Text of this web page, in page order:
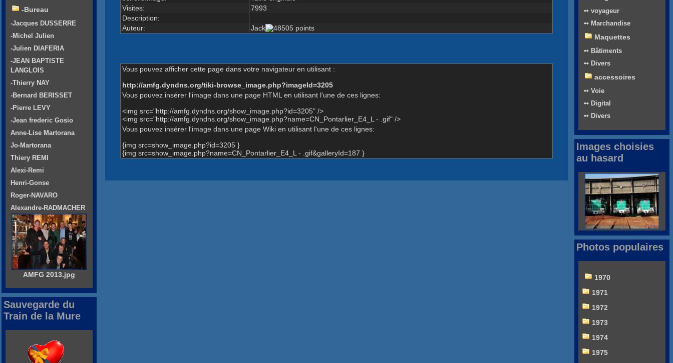
Visites:
7993
Description:
Auteur:
Jack
Vous pouvez afficher cette page dans votre navigateur en utilisant :
http://amfg.dyndns.org/tiki-browse_image.php?imageId=3205
Vous pouvez insérer l'image dans une page HTML en utilisant l'une de ces lignes:
<img src="http://amfg.dyndns.org/show_image.php?id=3205" />
<img src="http://amfg.dyndns.org/show_image.php?name=CN_Pontarlier_E4_L - .gif" />
Vous pouvez insérer l'image dans une page Wiki en utilisant l'une de ces lignes:
{img src=show_image.php?id=3205 }
{img src=show_image.php?name=CN_Pontarlier_E4_L - .gif&galleryId=187 }
-Bureau
-Jacques DUSSERRE
-Michel Julien
-Julien DIAFERIA
-JEAN BAPTISTE
LANGLOIS
-Thierry NAY
-Bernard BERISSET
-Pierre LEVY
-Jean frederic Gosio
Anne-Lise Martorana
Jo-Martorana
Thiery REMI
Alexi-Remi
Henri-Gonse
Roger-NAVARO
Alexandre-RADMACHER
AMFG 2013.jpg
Sauvegarde du
Train de la Mure
➻ voyageur
➻ Marchandise
Maquettes
➻ Bâtiments
➻ Divers
accessoires
➻ Voie
➻ Digital
➻ Divers
Images choisies
au hasard
Photos populaires
1970
1971
1972
1973
1974
1975